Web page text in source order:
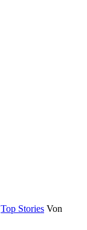
Top Stories Von